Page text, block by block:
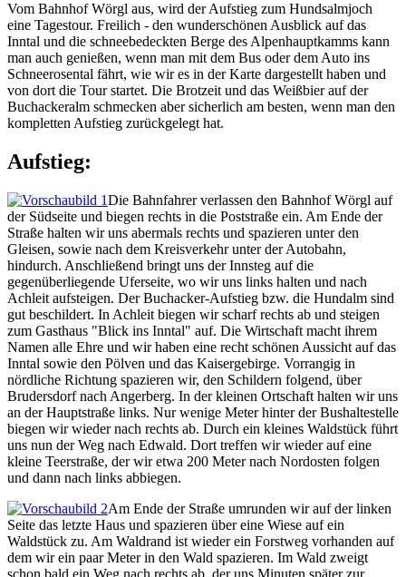
Vom Bahnhof Wörgl aus, wird der Aufstieg zum Hundsalmjoch
eine Tagestour. Freilich - den wunderschönen Ausblick auf das
Inntal und die schneebedeckten Berge des Alpenhauptkamms kann
man auch genießen, wenn man mit dem Bus oder dem Auto ins
Schneerosental fährt, wie wir es in der Karte dargestellt haben und
von dort die Tour startet. Die Brotzeit und das Weißbier auf der
Buchackeralm schmecken aber sicherlich am besten, wenn man den
kompletten Aufstieg zurückgelegt hat.
Aufstieg:
Die Bahnfahrer verlassen den Bahnhof Wörgl auf
der Südseite und biegen rechts in die Poststraße ein. Am Ende der
Straße halten wir uns abermals rechts und spazieren unter den
Gleisen, sowie nach dem Kreisverkehr unter der Autobahn,
hindurch. Anschließend bringt uns der Innsteg auf die
gegenüberliegende Uferseite, wo wir uns links halten und nach
Achleit aufsteigen. Der Buchacker-Aufstieg bzw. die Hundalm sind
gut beschildert. In Achleit biegen wir scharf rechts ab und steigen
zum Gasthaus "Blick ins Inntal" auf. Die Wirtschaft macht ihrem
Namen alle Ehre und wir haben eine recht schönen Aussicht auf das
Inntal sowie den Pölven und das Kaisergebirge. Vorrangig in
nördliche Richtung spazieren wir, den Schildern folgend, über
Brudersdorf nach Angerberg. In der kleinen Ortschaft halten wir uns
an der Hauptstraße links. Nur wenige Meter hinter der Bushaltestelle
biegen wir wieder nach rechts ab. Durch ein kleines Waldstück führt
uns nun der Weg nach Edwald. Dort treffen wir wieder auf eine
kleine Teerstraße, der wir etwa 200 Meter nach Nordosten folgen
und dann nach links abbiegen.
Am Ende der Straße umrunden wir auf der linken
Seite das letzte Haus und spazieren über eine Wiese auf ein
Waldstück zu. Am Waldrand ist wieder ein Forstweg vorhanden auf
dem wir ein paar Meter in den Wald spazieren. Im Wald zweigt